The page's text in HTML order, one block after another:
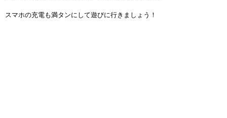
スマホの充電も満タンにして遊びに行きましょう！